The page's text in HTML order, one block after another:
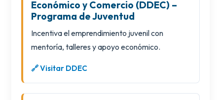
Económico y Comercio (DDEC) –
Programa de Juventud
Incentiva el emprendimiento juvenil con
mentoría, talleres y apoyo económico.
🔗 Visitar DDEC